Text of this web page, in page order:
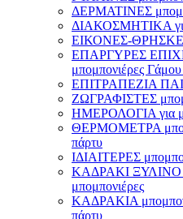
ΔΕΡΜΑΤΙΝΕΣ
ΔΙΑΚΟΣΜΗΤΙΚΑ για
ΕΙΚΟΝΕΣ-
ΕΠΑΡΓΥΡΕΣ
μπομπονιέρες
ΕΠΙΤΡΑΠΕΖΙΑ
ΖΩΓΡΑΦΙΣΤΕΣ
ΗΜΕΡΟΛΟΓΙΑ για
ΘΕΡΜΟΜΕΤΡΑ
πάρτυ
ΙΔΙΑΙΤΕΡΕΣ
ΚΑΔΡΑΚΙ ΞΥΛΙΝΟ
μπομπονιέρες
ΚΑΔΡΑΚΙΑ
πάρτυ